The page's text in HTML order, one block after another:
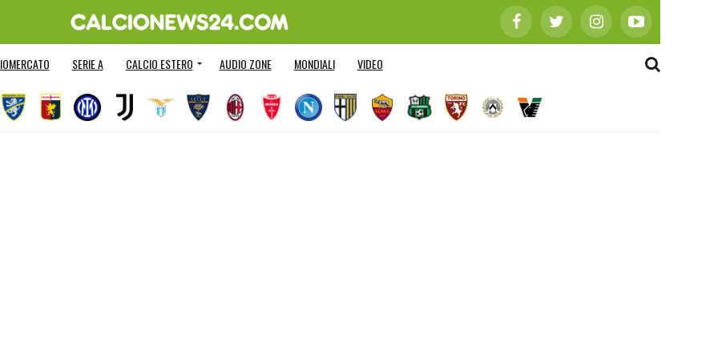
SERIE A CALCIO ESTERO AUDIO ZONE MONDIALI VIDEO